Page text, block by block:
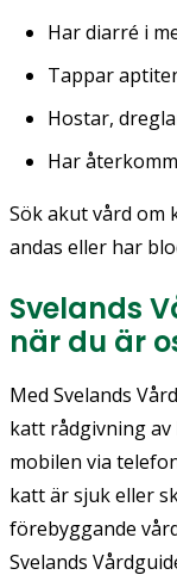
Har diarré i
Tappar
Hostar,
Har
Sökakut vård om
andas eller har
Svelands
när du är
Med Svelands
katt rådgivning
mobilen via
katt är sjuk eller
förebyggande
Svelands